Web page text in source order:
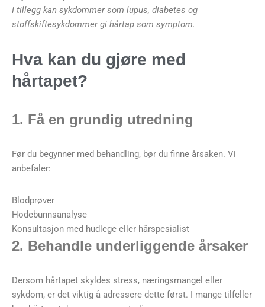
I tillegg kan sykdommer som lupus, diabetes og
stoffskiftesykdommer gi hårtap som symptom.
Hva kan du gjøre med
hårtapet?
1. Få en grundig utredning
Før du begynner med behandling, bør du finne årsaken. Vi
anbefaler:
Blodprøver
Hodebunnsanalyse
Konsultasjon med hudlege eller hårspesialist
2. Behandle underliggende årsaker
Dersom hårtapet skyldes stress, næringsmangel eller
sykdom, er det viktig å adressere dette først. I mange tilfeller